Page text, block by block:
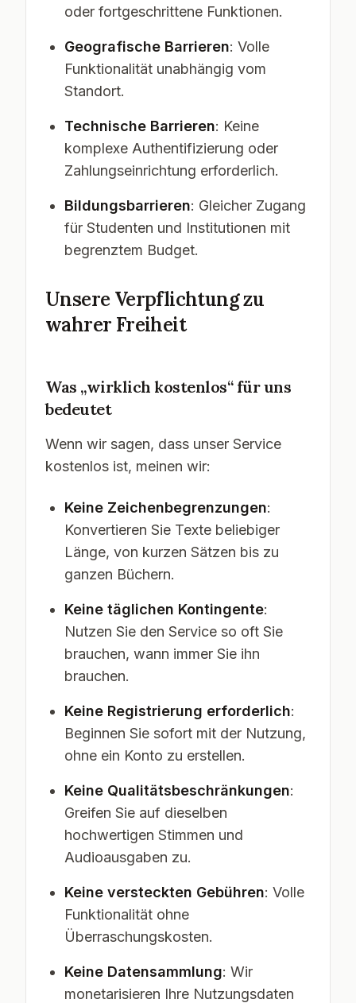
oder fortgeschrittene Funktionen.
Geografische Barrieren: Volle
Funktionalität unabhängig vom
Standort.
Technische Barrieren: Keine
komplexe Authentifizierung oder
Zahlungseinrichtung erforderlich.
Bildungsbarrieren: Gleicher Zugang
für Studenten und Institutionen mit
begrenztem Budget.
Unsere Verpflichtung zu
wahrer Freiheit
Was „wirklich kostenlos“ für uns
bedeutet
Wenn wir sagen, dass unser Service
kostenlos ist, meinen wir:
Keine Zeichenbegrenzungen:
Konvertieren Sie Texte beliebiger
Länge, von kurzen Sätzen bis zu
ganzen Büchern.
Keine täglichen Kontingente:
Nutzen Sie den Service so oft Sie
brauchen, wann immer Sie ihn
brauchen.
Keine Registrierung erforderlich:
Beginnen Sie sofort mit der Nutzung,
ohne ein Konto zu erstellen.
Keine Qualitätsbeschränkungen:
Greifen Sie auf dieselben
hochwertigen Stimmen und
Audioausgaben zu.
Keine versteckten Gebühren: Volle
Funktionalität ohne
Überraschungskosten.
Keine Datensammlung: Wir
monetarisieren Ihre Nutzungsdaten